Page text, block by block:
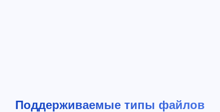
Поддерживаемые типы файлов